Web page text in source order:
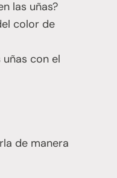
las uñas?
color de
con el
de manera